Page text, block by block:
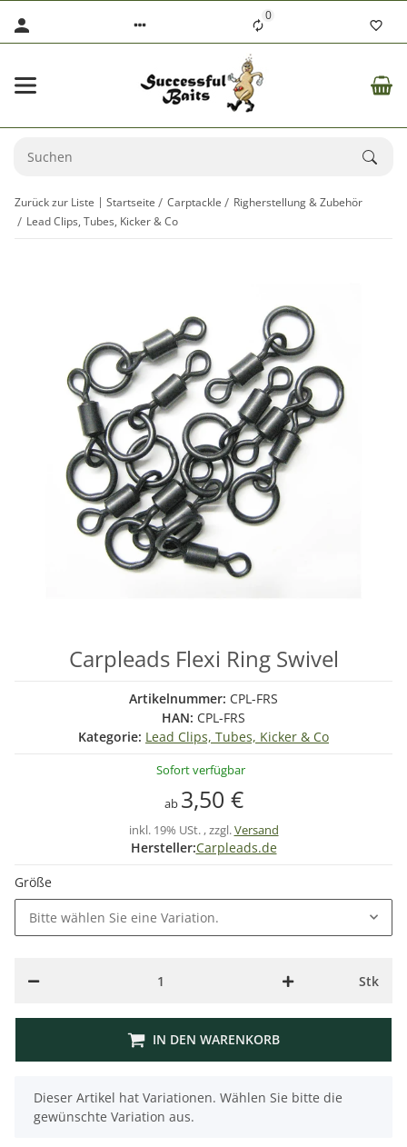
0
Zurück zur Liste Startseite Carptackle
Righerstellung & Zubehör
Lead Clips, Tubes, Kicker & Co
Carpleads Flexi Ring Swivel
Artikelnummer: CPL-FRS
HAN: CPL-FRS
Kategorie: Lead Clips, Tubes, Kicker & Co
Sofort verfügbar
ab 3,50 €
inkl. 19% USt. , zzgl.Versand
Hersteller:Carpleads.de
Größe
Bitte wählen Sie eine Variation.
Stk
IN DEN WARENKORB
x
Dieser Artikel hat Variationen. Wählen Sie bitte die
gewünschte Variation aus.